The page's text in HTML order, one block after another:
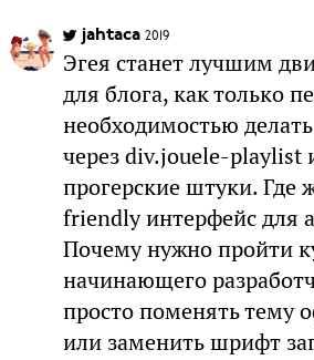
jahtaca 2019
Эгея станет лучшим
для блога, как только
необходимостью
через div.jouele-playlist
прогерские штуки. Где
friendly интерфейс для
Почему нужно пройти
начинающего
просто поменять тему
или заменить шрифт